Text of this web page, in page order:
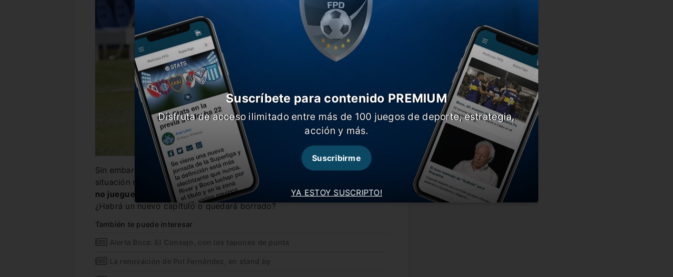
Sin embargo, las negociaciones están trabadas hace algunos días y si la
situación no llega a buen puerto, desde Boca t
no juegue más hasta fin de añoy que retorne a México en enero de 2021.
¿Habrá un nuevo capítulo o quedará borrado?
También te puede interesar
Alerta Boca: El Consejo, con los tapones de punta
La renovación de Pol Fernández, en stand by
YA ESTOY SUSCRIPTO!
Suscríbete para contenido PREMIUM
Disfruta de acceso ilimitado entre más de 100 juegos de deporte, estrategia,
acción y más.
Suscribirme